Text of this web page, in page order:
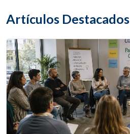
Artículos Destacados